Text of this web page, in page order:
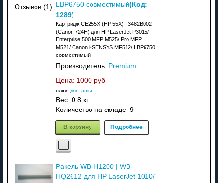
Отзывов (1)
LBP6750 совместимый(Код:
1289)
Картридж CE255X (HP 55X) | 3482B002
(Canon 724H) для HP LaserJet P3015/
Enterprise 500 MFP M525/ Pro MFP
M521/ Canon i-SENSYS MF512/ LBP6750
совместимый
Производитель: Premium
Цена: 1000 руб
плюс доставка
Вес: 0.8 кг.
Количество на складе: 9
В корзину Подробнее
Ракель WB-H1200 | WB-
HQ2612 для HP LaserJet 1010/